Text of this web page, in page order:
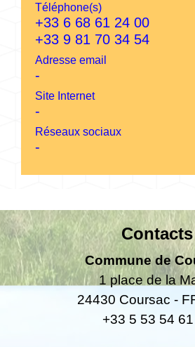
Téléphone(s)
+33 6 68 61 24 00
+33 9 81 70 34 54
Adresse email
-
Site Internet
-
Réseaux sociaux
-
Contacts
Commune de
1 place de la
24430 Coursac -
+33 5 53 54